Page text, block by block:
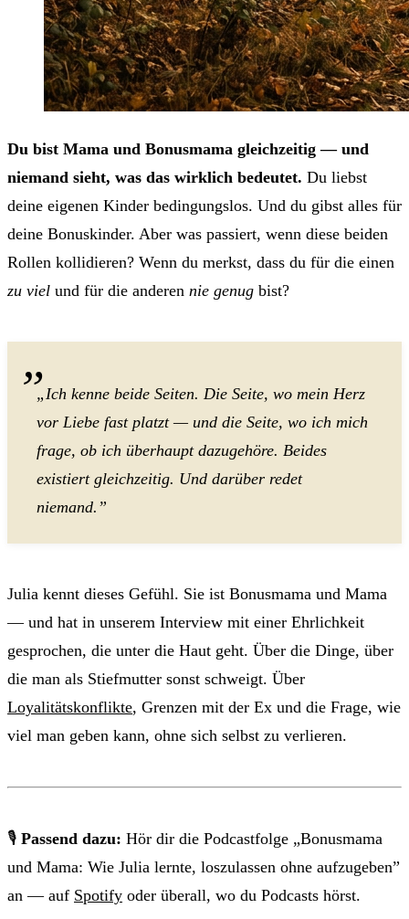
Du bist Mama und Bonusmama gleichzeitig — und
niemand sieht, was das wirklich bedeutet. Du liebst
deine eigenen Kinder bedingungslos. Und du gibst alles für
deine Bonuskinder. Aber was passiert, wenn diese beiden
Rollen kollidieren? Wenn du merkst, dass du für die einen
zu viel und für die anderen nie genug bist?
„Ich kenne beide Seiten. Die Seite, wo mein Herz
vor Liebe fast platzt — und die Seite, wo ich mich
frage, ob ich überhaupt dazugehöre. Beides
existiert gleichzeitig. Und darüber redet
niemand.”
Julia kennt dieses Gefühl. Sie ist Bonusmama und Mama
— und hat in unserem Interview mit einer Ehrlichkeit
gesprochen, die unter die Haut geht. Über die Dinge, über
die man als Stiefmutter sonst schweigt. Über
Loyalitätskonflikte, Grenzen mit der Ex und die Frage, wie
viel man geben kann, ohne sich selbst zu verlieren.
🎙 Passend dazu: Hör dir die Podcastfolge „Bonusmama
und Mama: Wie Julia lernte, loszulassen ohne aufzugeben”
an — auf Spotify oder überall, wo du Podcasts hörst.